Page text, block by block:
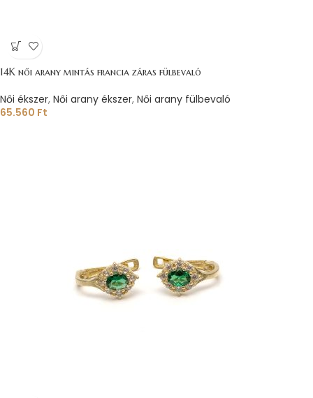
14K női arany mintás francia záras fülbevaló
Női ékszer, Női arany ékszer, Női arany fülbevaló
65.560 Ft